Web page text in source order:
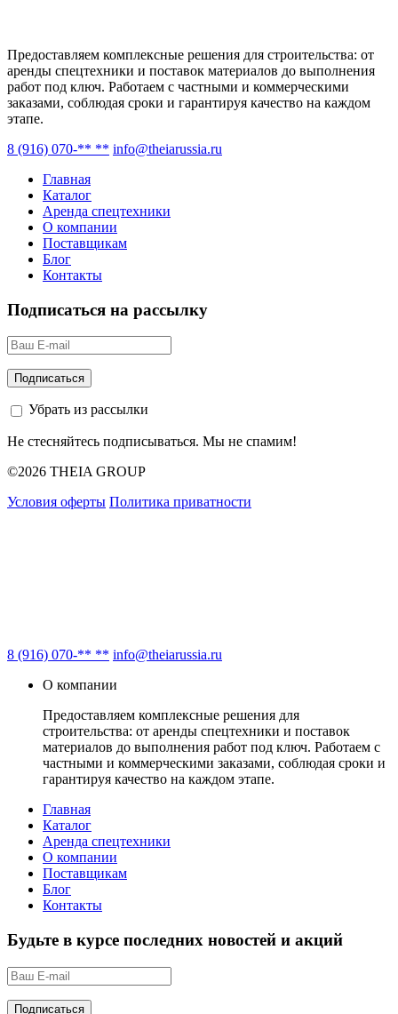
Предоставляем комплексные решения для строительства: от
аренды спецтехники и поставок материалов до выполнения
работ под ключ. Работаем с частными и коммерческими
заказами, соблюдая сроки и гарантируя качество на каждом
этапе.
8 (916) 070-** ** info@theiarussia.ru
Главная
Каталог
Аренда спецтехники
О компании
Поставщикам
Блог
Контакты
Подписаться на рассылку
Убрать из рассылки
Не стесняйтесь подписываться. Мы не спамим!
©2026 THEIA GROUP
Условия оферты Политика приватности
8 (916) 070-** ** info@theiarussia.ru
О компании
Предоставляем комплексные решения для
строительства: от аренды спецтехники и поставок
материалов до выполнения работ под ключ. Работаем с
частными и коммерческими заказами, соблюдая сроки и
гарантируя качество на каждом этапе.
Главная
Каталог
Аренда спецтехники
О компании
Поставщикам
Блог
Контакты
Будьте в курсе последних новостей и акций